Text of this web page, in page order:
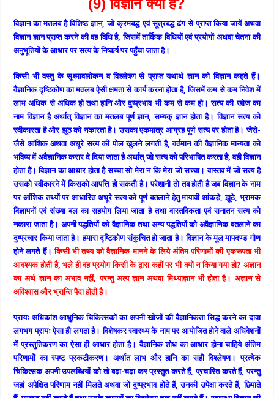
(9) विज्ञान क्या है?
विज्ञान का मतलब है विशिष्ठ ज्ञान, जो क्रमबद्ध एवं सूत्रबद्ध ढंग से प्राप्त किया जायें अथवा
विज्ञान ज्ञान प्राप्त करने की वह विधि है, जिसमें तार्किक विधियों एवं प्रयोगों अथवा चेतना की
अनुभूतियों के आधार पर सत्य के निष्कर्ष पर पहुँचा जाता है।
किसी भी वस्तु के सूक्ष्मावलोकन व विश्लेषण से प्राप्त यथार्थ ज्ञान को विज्ञान कहते हैं।
वैज्ञानिक दृष्टिकोण का मतलब ऐसी क्षमता से कार्य करना होता है, जिसमें कम से कम निवेश में
लाभ अधिक से अधिक हो तथा हानि और दुष्प्रभाव भी कम से कम हो। सत्य की खोज का
नाम विज्ञान है अर्थात् विज्ञान का मतलब पूर्ण ज्ञान, सम्यक् ज्ञान होता है। विज्ञान सत्य को
स्वीकारता है और झूठ को नकारता है। उसका एकमात्र आग्रह पूर्ण सत्य पर होता है। जैसे-
जैसे आंशिक अथवा अधूरे सत्य की पोल खुलने लगती है, वर्तमान की वैज्ञानिक मान्यता को
भविष्य में अवैज्ञानिक करार दे दिया जाता है अर्थात् जो सत्य को परिभाषित करता है, वही विज्ञान
होता हैं। विज्ञान का आधार होता है सच्चा सो मेरा न कि मेरा जो सच्चा। वास्तव में जो सत्य है
उसको स्वीकारने में किसको आपत्ति हो सकती है। परेशानी तो तब होती है जब विज्ञान के नाम
पर आंशिक तथ्यों पर आधारित अधूरे सत्य को पूर्ण बतलाने हेतु मायावी आंकड़े, झूठे, भ्रामक
विज्ञापनों एवं संख्या बल का सहयोग लिया जाता है तथा वास्तविकता एवं सनातन सत्य को
नकारा जाता है। अपनी पद्धतियों को वैज्ञानिक तथा अन्य पद्धतियों को अवैज्ञानिक बतलाने का
दुष्प्रचार किया जाता है। हमारा दृष्टिकोण संकुचित हो जाता है। विज्ञान के मूल मापदण्ड गौण
होने लगते हैं।किसी भी तथ्य को वैज्ञानिक मानने के लिये अंतिम परिणामों की एकरूपता भी
आवश्यक होती है, भले ही वह प्रयोग किसी के द्वारा कहीं पर भी क्यों न किया गया हो? अज्ञान
का अर्थ ज्ञान का अभाव नहीं, परन्तु अल्प ज्ञान अथवा मिथ्याज्ञान भी होता है। अज्ञान से
अविश्वास और भ्रान्ति पैदा होती है।
प्रायः अधिकांश आधुनिक चिकित्सकों का अपनी खोजों की वैज्ञानिकता सिद्ध करने का दावा
लगभग प्रायः ऐसा ही लगता है। विशेषकर स्वास्थ्य के नाम पर आयोजित होने वाले अधिवेशनों
में प्रस्तुतिकरण का ऐसा ही आधार होता है। वैज्ञानिक शोध का आधार होना चाहिये अंतिम
परिणामों का स्पष्ट प्रकटीकरण। अर्थात लाभ और हानि का सही विश्लेषण। प्रत्येक
चिकित्सक अपनी उपलब्धियों को तो बढ़ा-चढ़ा कर प्रस्तुत करते हैं, प्रचारित करते हैं, परन्तु
जहां अपेक्षित परिणाम नहीं मिलते अथवा जो दुष्प्रभाव होते हैं, उनकी उपेक्षा करते हैं, छिपाते